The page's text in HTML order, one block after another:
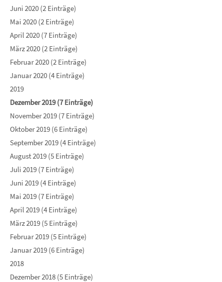
Juni 2020 (2 Einträge)
Mai 2020 (2 Einträge)
April 2020 (7 Einträge)
März 2020 (2 Einträge)
Februar 2020 (2 Einträge)
Januar 2020 (4 Einträge)
2019
Dezember 2019 (7 Einträge)
November 2019 (7 Einträge)
Oktober 2019 (6 Einträge)
September 2019 (4 Einträge)
August 2019 (5 Einträge)
Juli 2019 (7 Einträge)
Juni 2019 (4 Einträge)
Mai 2019 (7 Einträge)
April 2019 (4 Einträge)
März 2019 (5 Einträge)
Februar 2019 (5 Einträge)
Januar 2019 (6 Einträge)
2018
Dezember 2018 (5 Einträge)